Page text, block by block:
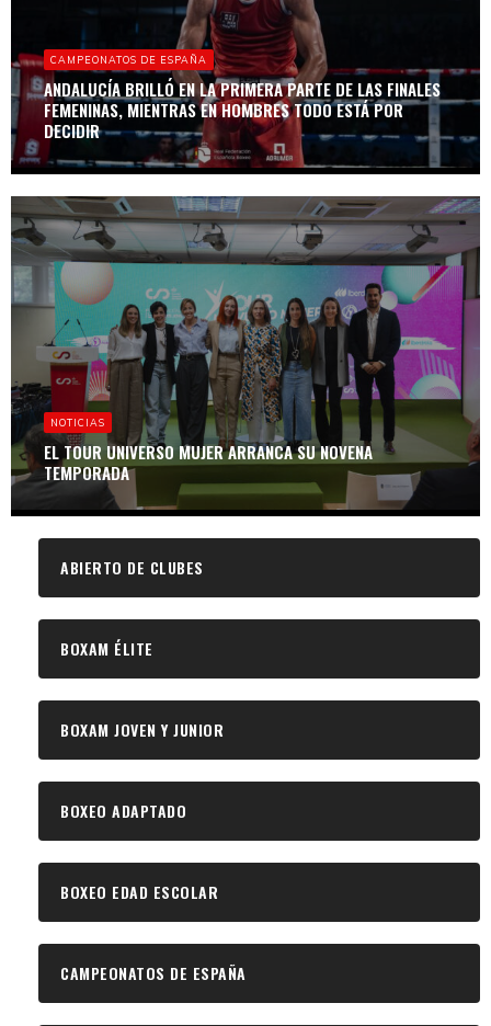
CAMPEONATOS DE ESPAÑA
ANDALUCÍA BRILLÓ EN LA PRIMERA PARTE DE LAS FINALES
FEMENINAS, MIENTRAS EN HOMBRES TODO ESTÁ POR
DECIDIR
NOTICIAS
EL TOUR UNIVERSO MUJER ARRANCA SU NOVENA
TEMPORADA
ABIERTO DE CLUBES
BOXAM ÉLITE
BOXAM JOVEN Y JUNIOR
BOXEO ADAPTADO
BOXEO EDAD ESCOLAR
CAMPEONATOS DE ESPAÑA